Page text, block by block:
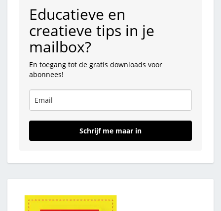
Educatieve en
creatieve tips in je
mailbox?
En toegang tot de gratis downloads voor
abonnees!
Schrijf me maar in